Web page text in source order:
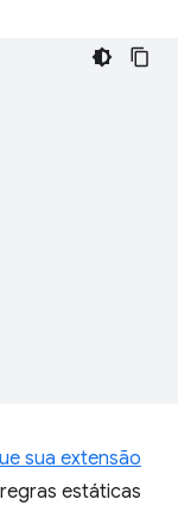
sua extensão
estáticas